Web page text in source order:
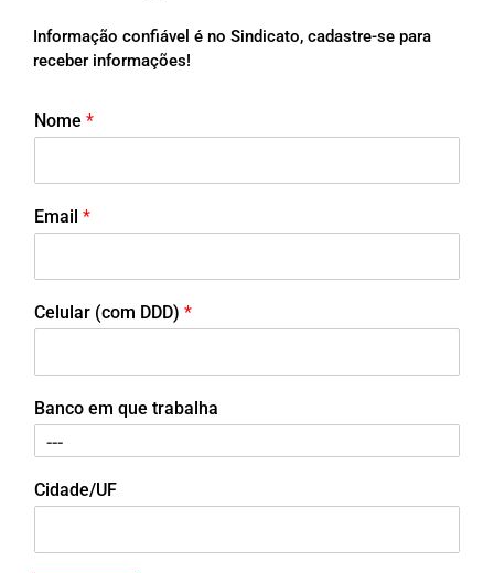
Informação confiável é no Sindicato, cadastre-se para
receber informações!
Nome *
Email *
Celular (com DDD) *
Banco em que trabalha
Cidade/UF